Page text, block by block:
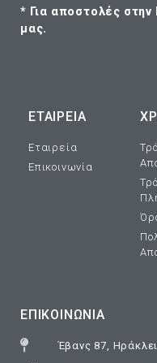
* Για αποστολές
μας.
ΕΤΑΙΡΕΊΑ
Εταιρεία
Επικοινωνία
ΕΠΙΚΟΙΝΩΝΊΑ
Έβανς 87,